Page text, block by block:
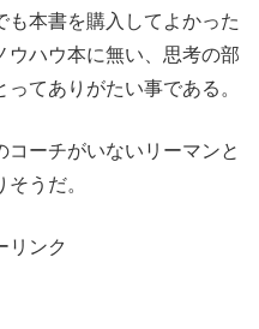
も本書を購入してよかった
ウハウ本に無い、思考の部
てありがたい事である。
ーチがいないリーマンと
うだ。
リンク